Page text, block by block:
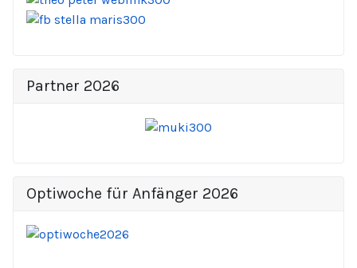
Partner 2026
Optiwoche für Anfänger 2026